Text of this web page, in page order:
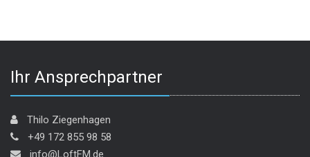
Ihr Ansprechpartner
Thilo Ziegenhagen
+49 172 855 98 58
info@LoftFM.de